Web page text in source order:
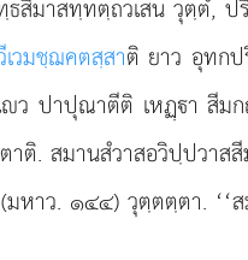
สีมาสทฺทตฺถวเสน วุตฺตํ,
วมชฺฌคตสฺสาติ ยาว อุทก
ปาปุณาตีติ เหฏฺา สีมก
ติ. สมานสํวาสอวิปฺปวา
าว. ๑๔๔) วุตฺตตฺตา. ‘‘